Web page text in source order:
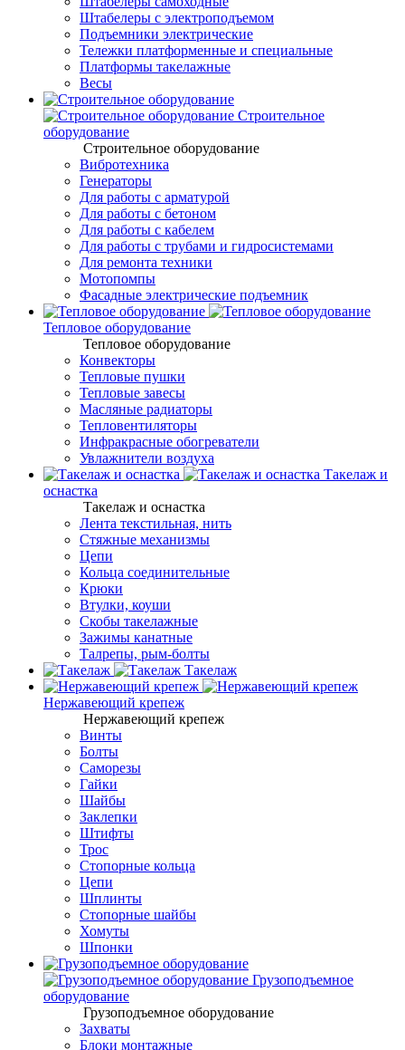
Штабелеры с электроподъемом
Подъемники электрические
Тележки платформенные и специальные
Платформы такелажные
Весы
Строительное
оборудование
Строительное оборудование
Вибротехника
Генераторы
Для работы с арматурой
Для работы с бетоном
Для работы с кабелем
Для работы с трубами и гидросистемами
Для ремонта техники
Мотопомпы
Фасадные электрические подъемник
Тепловое оборудование
Тепловое оборудование
Конвекторы
Тепловые пушки
Тепловые завесы
Масляные радиаторы
Тепловентиляторы
Инфракрасные обогреватели
Увлажнители воздуха
Такелаж и
оснастка
Такелаж и оснастка
Лента текстильная, нить
Стяжные механизмы
Цепи
Кольца соединительные
Крюки
Втулки, коуши
Скобы такелажные
Зажимы канатные
Талрепы, рым-болты
Такелаж
Нержавеющий крепеж
Нержавеющий крепеж
Винты
Болты
Саморезы
Гайки
Шайбы
Заклепки
Штифты
Трос
Стопорные кольца
Цепи
Шплинты
Стопорные шайбы
Хомуты
Шпонки
Грузоподъемное
оборудование
Грузоподъемное оборудование
Захваты
Блоки монтажные